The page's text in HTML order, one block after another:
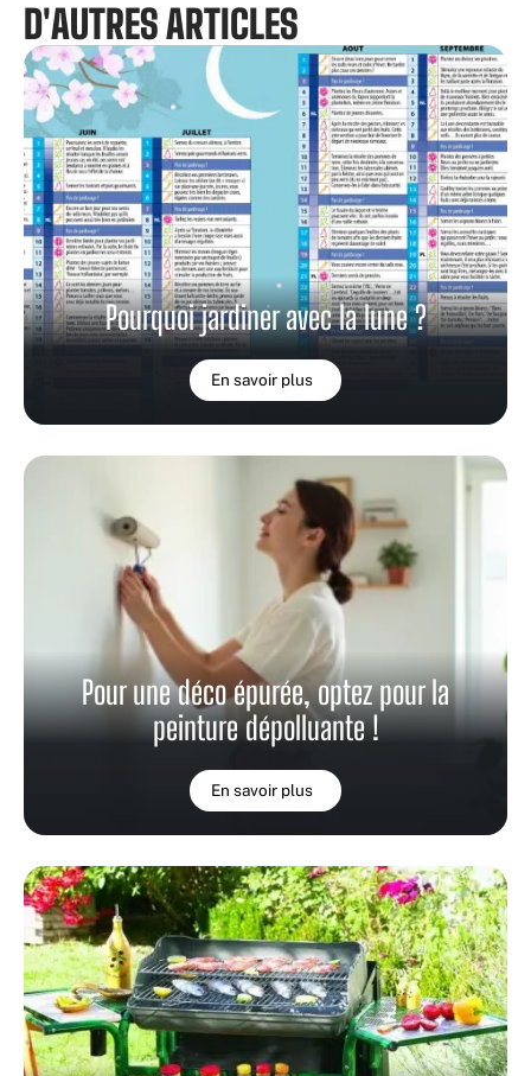
D'AUTRES ARTICLES
Pourquoi jardiner avec la lune ?
En savoir plus
Pour une déco épurée, optez pour la
peinture dépolluante !
En savoir plus